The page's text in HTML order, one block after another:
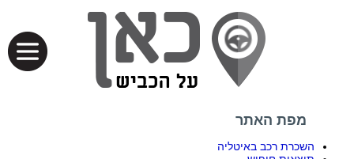
מפת האתר
השכרת רכב באיטליה